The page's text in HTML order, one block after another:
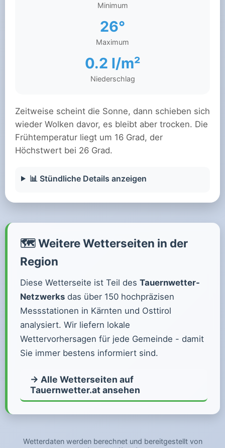
Minimum
26°
Maximum
0.2 l/m²
Niederschlag
Zeitweise scheint die Sonne, dann schieben sich
wieder Wolken davor, es bleibt aber trocken. Die
Frühtemperatur liegt um 16 Grad, der
Höchstwert bei 26 Grad.
📊 Stündliche Details anzeigen
🗺️ Weitere Wetterseiten in der
Region
Diese Wetterseite ist Teil des Tauernwetter-
Netzwerks das über 150 hochpräzisen
Messstationen in Kärnten und Osttirol
analysiert. Wir liefern lokale
Wettervorhersagen für jede Gemeinde - damit
Sie immer bestens informiert sind.
→ Alle Wetterseiten auf
Tauernwetter.at ansehen
Wetterdaten werden berechnet und bereitgestellt von